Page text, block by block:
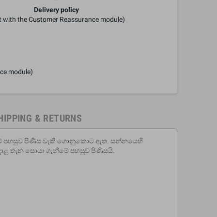
Delivery policy
with the Customer Reassurance module)
module)
& RETURNS
පහසුව පිණිස වැකි ගොනුකොට ඇත. සන්නයෙහි
තැන සොයා ගැනීමේ පහසුව පිණිසයි.